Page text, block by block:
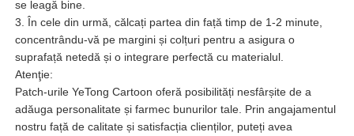
se leagă bine.
3. În cele din urmă, călcați partea din față timp de 1-2 minute,
concentrându-vă pe margini și colțuri pentru a asigura o
suprafață netedă și o integrare perfectă cu materialul.
Atenţie:
Patch-urile YeTong Cartoon oferă posibilități nesfârșite de a
adăuga personalitate și farmec bunurilor tale. Prin angajamentul
nostru față de calitate și satisfacția clienților, puteți avea